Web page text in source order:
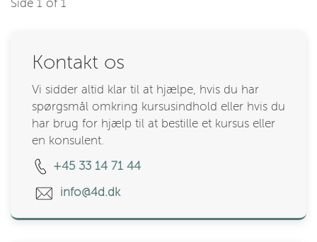
Side 1 of 1
Kontakt os
Vi sidder altid klar til at hjælpe, hvis du har
spørgsmål omkring kursusindhold eller hvis du
har brug for hjælp til at bestille et kursus eller
en konsulent.
+45 33 14 71 44
info@4d.dk